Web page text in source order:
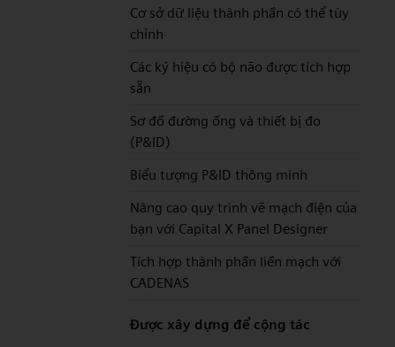
Cơ sở dữ liệu thành phần có thể tùy
chỉnh
Các ký hiệu có bộ não được tích hợp
sẵn
Sơ đồ đường ống và thiết bị đo
(P&ID)
Biểu tượng P&ID thông minh
Nâng cao quy trình vẽ mạch điện của
bạn với Capital X Panel Designer
Tích hợp thành phần liền mạch với
CADENAS
Được xây dựng để cộng tác